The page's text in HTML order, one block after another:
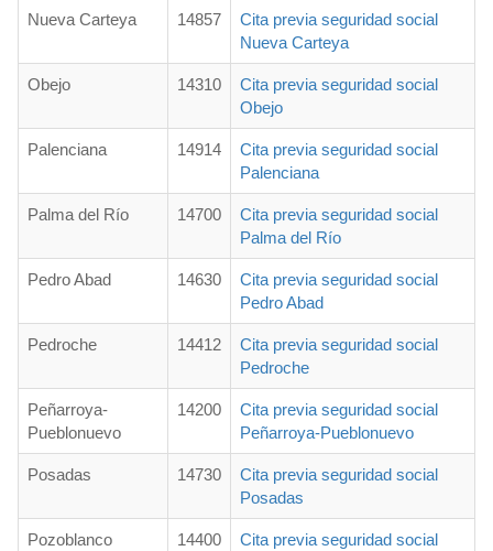
Nueva Carteya 14857
Cita previa seguridad social
Nueva Carteya
Obejo 14310
Cita previa seguridad social
Obejo
Palenciana 14914
Cita previa seguridad social
Palenciana
Palma del Río 14700
Cita previa seguridad social
Palma del Río
Pedro Abad 14630
Cita previa seguridad social
Pedro Abad
Pedroche 14412
Cita previa seguridad social
Pedroche
Peñarroya-
Pueblonuevo
14200
Cita previa seguridad social
Peñarroya-Pueblonuevo
Posadas 14730
Cita previa seguridad social
Posadas
Pozoblanco 14400
Cita previa seguridad social